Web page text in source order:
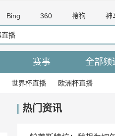
Bing 360 搜狗 神
赛事 全部频
世界杯直播 欧洲杯直播
热门资讯